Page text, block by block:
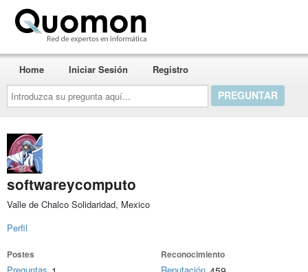
Introduzca
su
pregunta
aquí...
Home Iniciar Sesión Registro
softwareycomputo
Valle de Chalco Solidaridad, Mexico
Perfil
Postes Reconocimiento